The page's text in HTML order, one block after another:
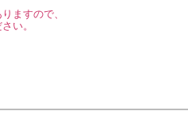
ますので、
い。